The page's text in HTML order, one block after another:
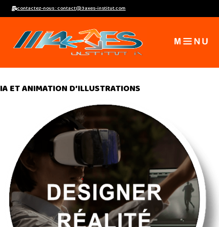
Aller
contenu
contactez-nous : contact@3axes-institut.com
IA ET ANIMATION D’ILLUSTRATIONS